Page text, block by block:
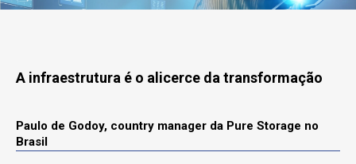
A infraestrutura é o alicerce da transformação
Paulo de Godoy, country manager da Pure Storage no
Brasil